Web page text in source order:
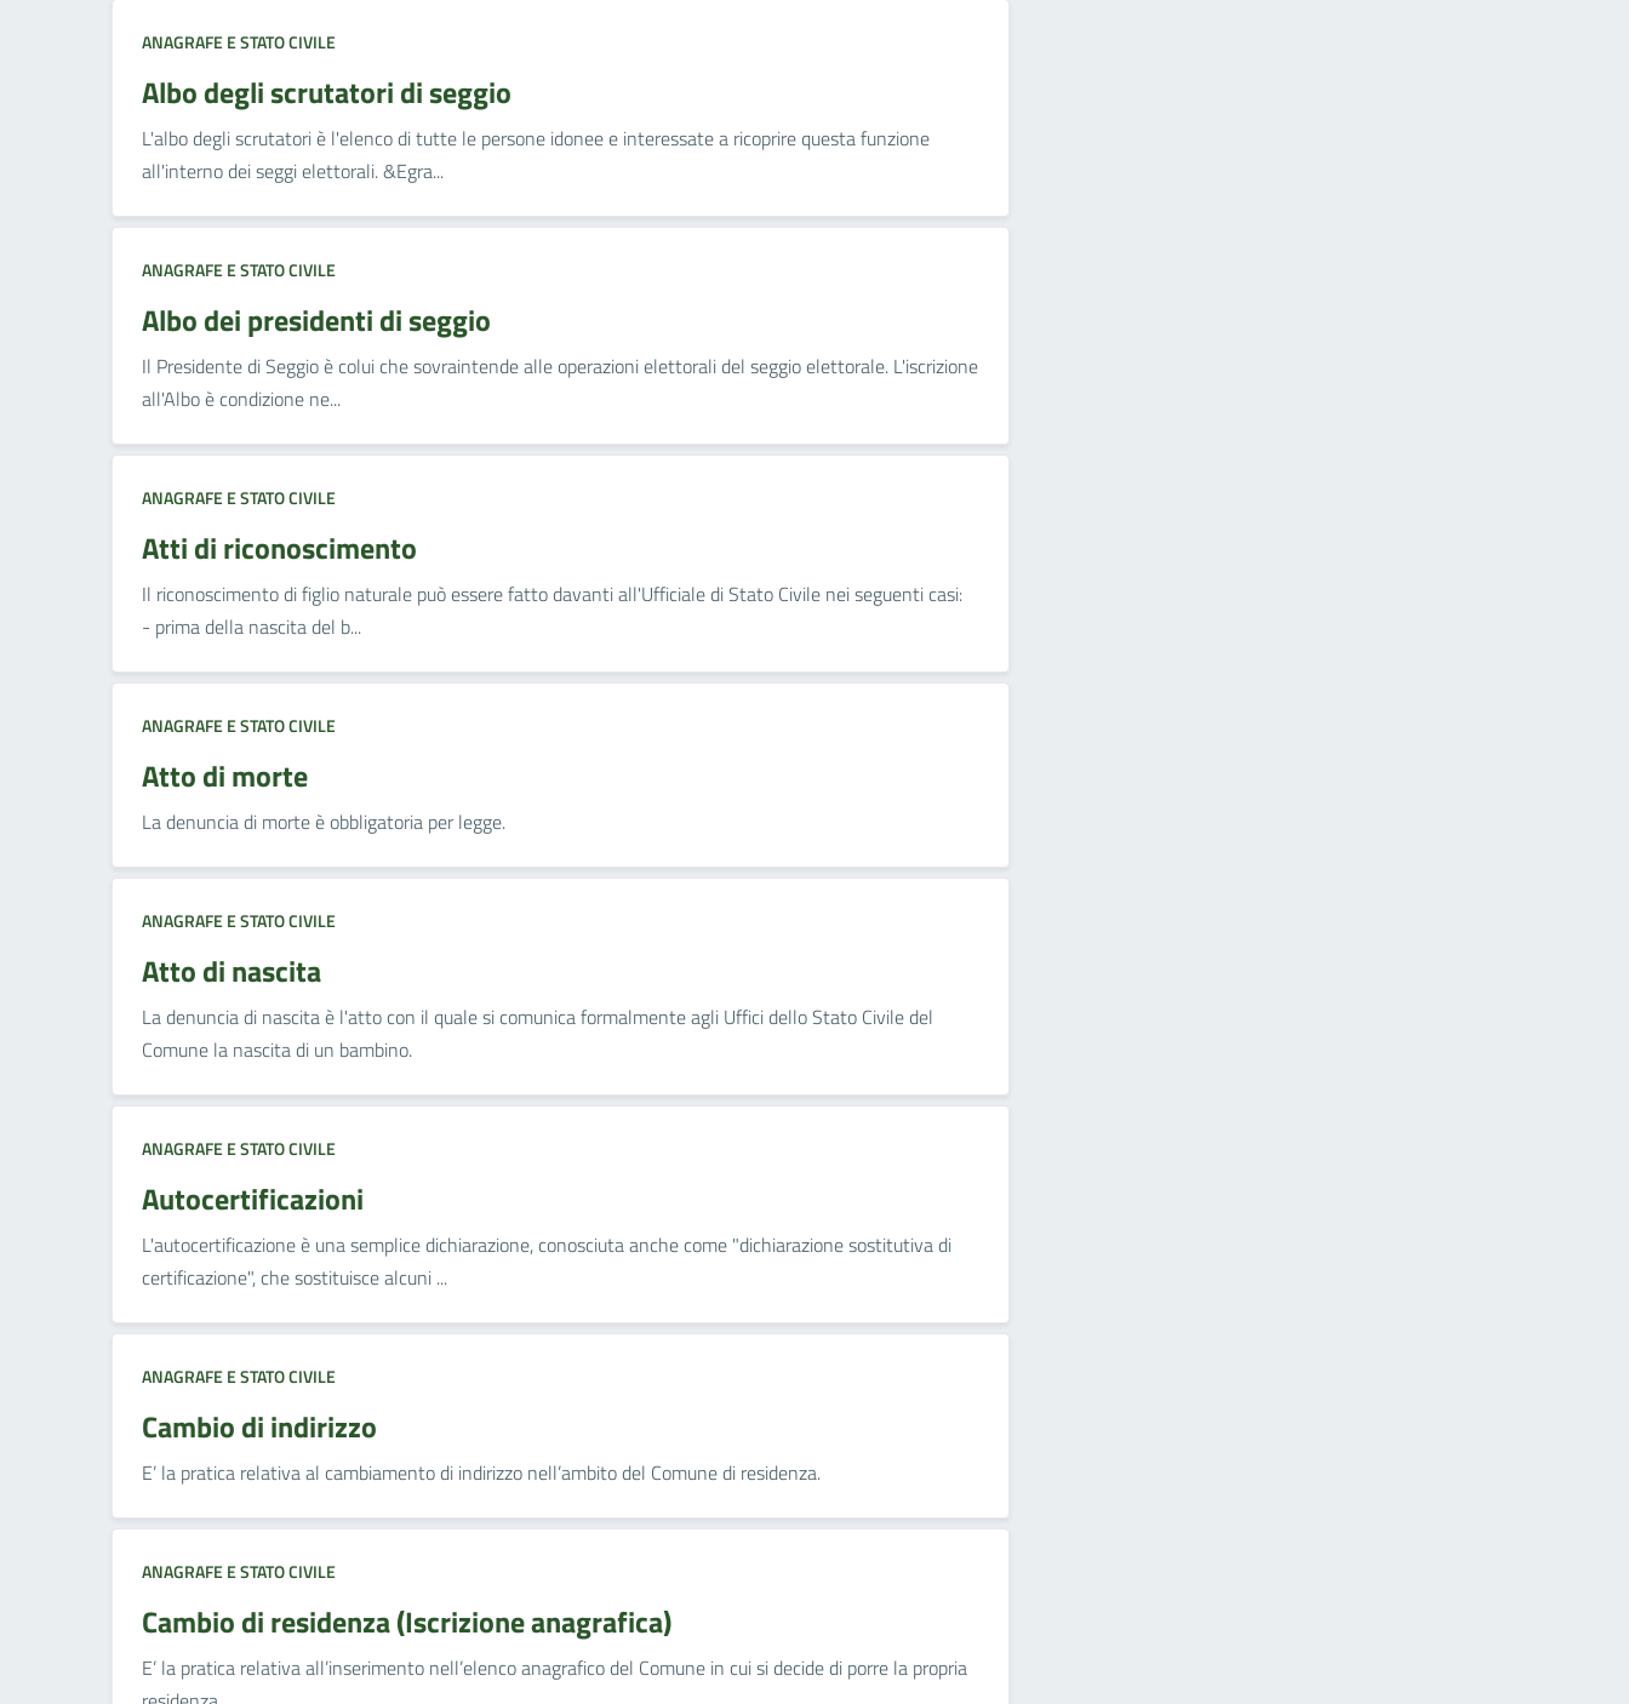
ANAGRAFE E STATO CIVILE
Albo degli scrutatori di seggio
L'albo degli scrutatori è l'elenco di tutte le persone idonee e interessate a ricoprire questa funzione
all'interno dei seggi elettorali. &Egra...
ANAGRAFE E STATO CIVILE
Albo dei presidenti di seggio
Il Presidente di Seggio è colui che sovraintende alle operazioni elettorali del seggio elettorale. L'iscrizione
all'Albo è condizione ne...
ANAGRAFE E STATO CIVILE
Atti di riconoscimento
Il riconoscimento di figlio naturale può essere fatto davanti all'Ufficiale di Stato Civile nei seguenti casi:
- prima della nascita del b...
ANAGRAFE E STATO CIVILE
Atto di morte
La denuncia di morte è obbligatoria per legge.
ANAGRAFE E STATO CIVILE
Atto di nascita
La denuncia di nascita è l'atto con il quale si comunica formalmente agli Uffici dello Stato Civile del
Comune la nascita di un bambino.
ANAGRAFE E STATO CIVILE
Autocertificazioni
L'autocertificazione è una semplice dichiarazione, conosciuta anche come "dichiarazione sostitutiva di
certificazione", che sostituisce alcuni ...
ANAGRAFE E STATO CIVILE
Cambio di indirizzo
E’ la pratica relativa al cambiamento di indirizzo nell’ambito del Comune di residenza.
ANAGRAFE E STATO CIVILE
Cambio di residenza (Iscrizione anagrafica)
E’ la pratica relativa all’inserimento nell’elenco anagrafico del Comune in cui si decide di porre la propria